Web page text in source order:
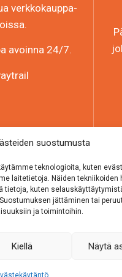
suostumusta
teknologioita, kuten
laitetietoja. Näiden tekniikoiden
tietoja, kuten
jättäminen tai
ja toimintoihin.
Kiellä Näytä
verkkokauppa-
avoinna 24/7.